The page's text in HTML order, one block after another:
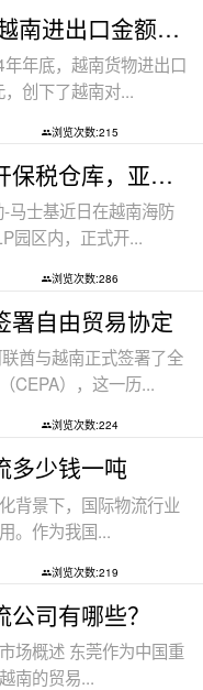
越媒：2024年越南进出口金额创下新高纪录
年底，越南货物进出口
创下了越南对...
浏览次数:215
马士基越南首开保税仓库，亚马逊率先入
马士基近日在越南海防
园区内，正式开...
浏览次数:286
署自由贸易协定
酋与越南正式签署了全
CEPA），这一历...
浏览次数:224
多少钱一吨
背景下，国际物流行业
。作为我国...
浏览次数:219
司有哪些？
场概述 东莞作为中国重
南的贸易...